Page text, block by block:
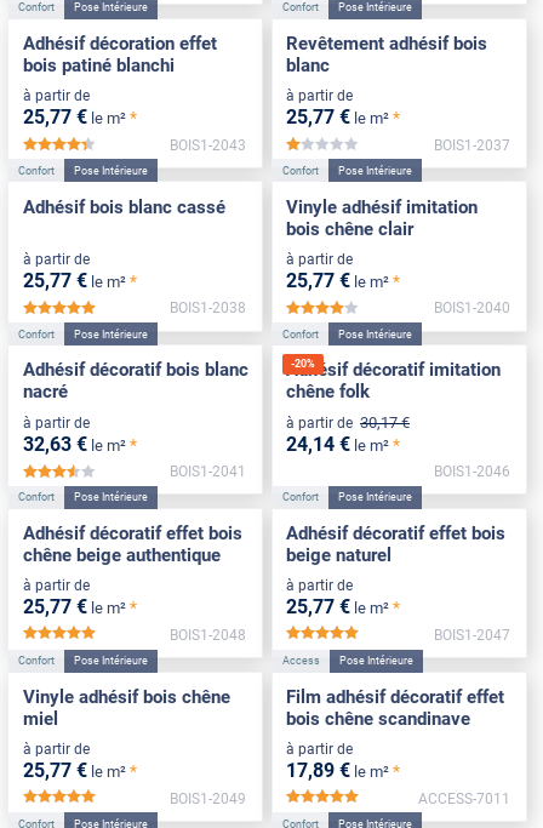
Confort Pose Intérieure
Adhésif décoration effet
bois patiné blanchi
à partir de
25,77 € le m² *
*****
BOIS1-2043
Confort Pose Intérieure
Revêtement adhésif bois
blanc
à partir de
25,77 € le m² *
*****
BOIS1-2037
Confort Pose Intérieure
Adhésif bois blanc cassé
à partir de
25,77 € le m² *
*****
BOIS1-2038
Confort Pose Intérieure
Vinyle adhésif imitation
bois chêne clair
à partir de
25,77 € le m² *
*****
BOIS1-2040
Confort Pose Intérieure
Adhésif décoratif bois blanc
nacré
à partir de
32,63 € le m² *
*****
BOIS1-2041
-20%
Confort Pose Intérieure
Adhésif décoratif imitation
chêne folk
à partir de 30,17 €
24,14 € le m² *
BOIS1-2046
Confort Pose Intérieure
Adhésif décoratif effet bois
chêne beige authentique
à partir de
25,77 € le m² *
BOIS1-2048
Confort Pose Intérieure
Adhésif décoratif effet bois
beige naturel
à partir de
25,77 € le m² *
BOIS1-2047
Confort Pose Intérieure
Vinyle adhésif bois chêne
miel
à partir de
25,77 € le m² *
*****
BOIS1-2049
Access Pose Intérieure
Film adhésif décoratif effet
bois chêne scandinave
à partir de
17,89 € le m² *
ACCESS-7011
Confort Pose Intérieure Confort Pose Intérieure